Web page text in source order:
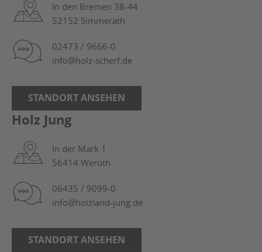
In den Bremen 38-44
52152 Simmerath
02473 / 9666-0
info@holz-scherf.de
STANDORT ANSEHEN
Holz Jung
In der Mark 1
56414 Weroth
06435 / 9099-0
info@holzland-jung.de
STANDORT ANSEHEN